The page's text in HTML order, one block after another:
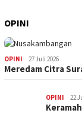
OPINI
OPINI 27 Juli 2026
Meredam Citra
OPINI 22